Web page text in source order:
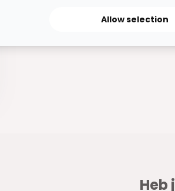
Heb
Allow selection